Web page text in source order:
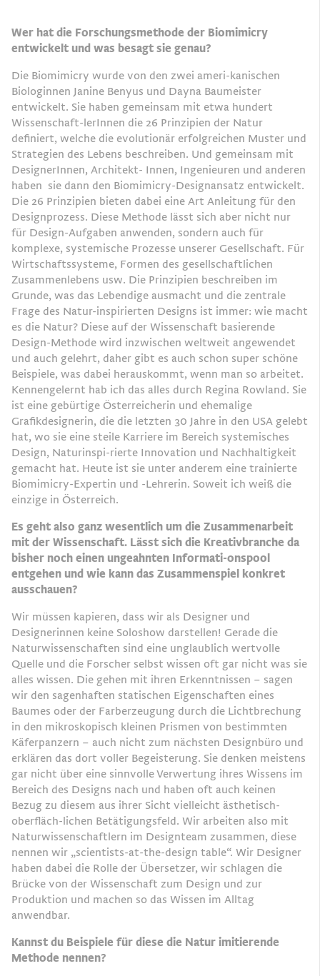
Wer hat die Forschungsmethode der Biomimicry
entwickelt und was besagt sie genau?
Die Biomimicry wurde von den zwei ameri-kanischen
Biologinnen Janine Benyus und Dayna Baumeister
entwickelt. Sie haben gemeinsam mit etwa hundert
Wissenschaft-lerInnen die 26 Prinzipien der Natur
deﬁniert, welche die evolutionär erfolgreichen Muster und
Strategien des Lebens beschreiben. Und gemeinsam mit
DesignerInnen, Architekt- Innen, Ingenieuren und anderen
haben sie dann den Biomimicry-Designansatz entwickelt.
Die 26 Prinzipien bieten dabei eine Art Anleitung für den
Designprozess. Diese Methode lässt sich aber nicht nur
für Design-Aufgaben anwenden, sondern auch für
komplexe, systemische Prozesse unserer Gesellschaft. Für
Wirtschaftssysteme, Formen des gesellschaftlichen
Zusammenlebens usw. Die Prinzipien beschreiben im
Grunde, was das Lebendige ausmacht und die zentrale
Frage des Natur-inspirierten Designs ist immer: wie macht
es die Natur? Diese auf der Wissenschaft basierende
Design-Methode wird inzwischen weltweit angewendet
und auch gelehrt, daher gibt es auch schon super schöne
Beispiele, was dabei herauskommt, wenn man so arbeitet.
Kennengelernt hab ich das alles durch Regina Rowland. Sie
ist eine gebürtige Österreicherin und ehemalige
Graﬁkdesignerin, die die letzten 30 Jahre in den USA gelebt
hat, wo sie eine steile Karriere im Bereich systemisches
Design, Naturinspi-rierte Innovation und Nachhaltigkeit
gemacht hat. Heute ist sie unter anderem eine trainierte
Biomimicry-Expertin und -Lehrerin. Soweit ich weiß die
einzige in Österreich.
Es geht also ganz wesentlich um die Zusammenarbeit
mit der Wissenschaft. Lässt sich die Kreativbranche da
bisher noch einen ungeahnten Informati-onspool
entgehen und wie kann das Zusammenspiel konkret
ausschauen?
Wir müssen kapieren, dass wir als Designer und
Designerinnen keine Soloshow darstellen! Gerade die
Naturwissenschaften sind eine unglaublich wertvolle
Quelle und die Forscher selbst wissen oft gar nicht was sie
alles wissen. Die gehen mit ihren Erkenntnissen – sagen
wir den sagenhaften statischen Eigenschaften eines
Baumes oder der Farberzeugung durch die Lichtbrechung
in den mikroskopisch kleinen Prismen von bestimmten
Käferpanzern – auch nicht zum nächsten Designbüro und
erklären das dort voller Begeisterung. Sie denken meistens
gar nicht über eine sinnvolle Verwertung ihres Wissens im
Bereich des Designs nach und haben oft auch keinen
Bezug zu diesem aus ihrer Sicht vielleicht ästhetisch-
oberﬂäch-lichen Betätigungsfeld. Wir arbeiten also mit
Naturwissenschaftlern im Designteam zusammen, diese
nennen wir „scientists-at-the-design table“. Wir Designer
haben dabei die Rolle der Übersetzer, wir schlagen die
Brücke von der Wissenschaft zum Design und zur
Produktion und machen so das Wissen im Alltag
anwendbar.
Kannst du Beispiele für diese die Natur imitierende
Methode nennen?